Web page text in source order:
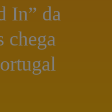
In” da
chega